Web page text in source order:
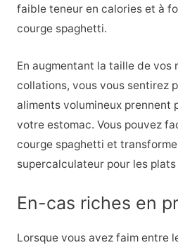
faible teneur en calories et à
courge spaghetti.
En augmentant la taille de vos
collations, vous vous sentirez
aliments volumineux prennent
votre estomac. Vous pouvez
courge spaghetti et
supercalculateur pour les
En-cas riches en
Lorsque vous avez faim entre